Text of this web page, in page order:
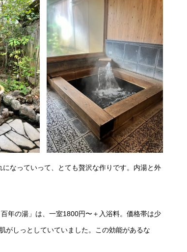
なっていって、とても贅沢な作りです。内湯と外
年の湯」は、一室1800円〜＋入浴料。価格帯は少
しっとしていていました。この効能があるな